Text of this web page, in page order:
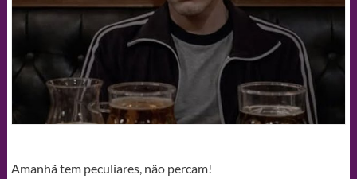
Amanhã tem peculiares, não percam!